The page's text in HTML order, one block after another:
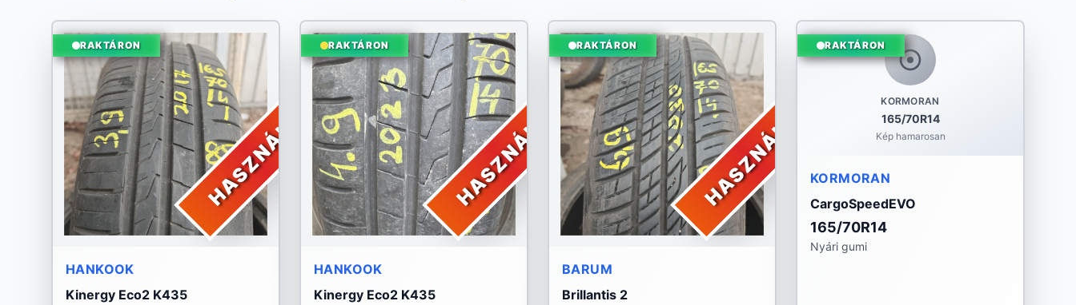
HASZNÁLT
RAKTÁRON
HANKOOK
Kinergy Eco2 K435
HASZNÁLT
RAKTÁRON
HANKOOK
Kinergy Eco2 K435
HASZNÁLT
RAKTÁRON
BARUM
Brillantis 2
KORMORAN
165/70R14
Kép hamarosan
RAKTÁRON
KORMORAN
CargoSpeedEVO
165/70R14
Nyári gumi